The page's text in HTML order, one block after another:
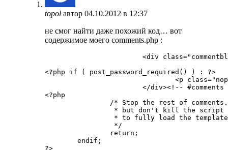
topol автор 04.10.2012 в 12:37
не смог найти даже похожий код… вот
содержимое моего comments.php :
<?php if ( post_password_required() ) : ?>
<?php
?>